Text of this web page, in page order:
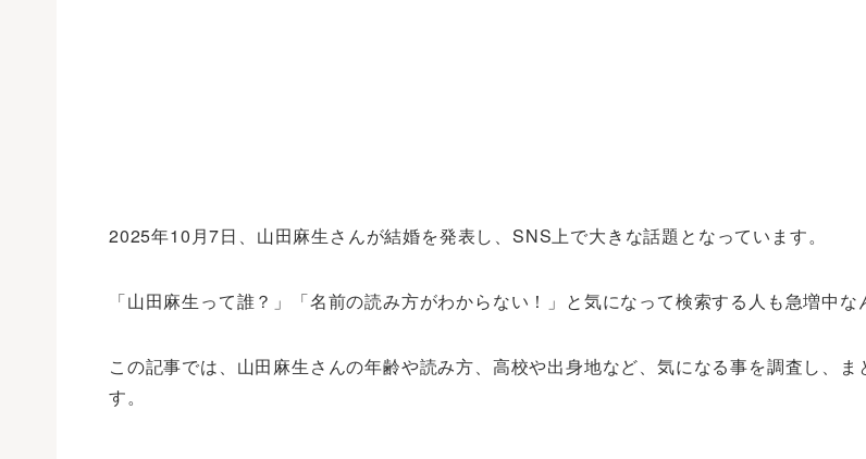
2025年10月7日、山田麻生さんが結婚を発表し、SNS上で大きな話題となっています。
「山田麻生って誰？」「名前の読み方がわからない！」と気になって検索する人も急増中な
この記事では、山田麻生さんの年齢や読み方、高校や出身地など、気になる事を調査し、ま
す。